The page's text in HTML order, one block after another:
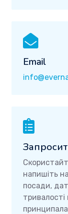
Email
напишіть
посади,